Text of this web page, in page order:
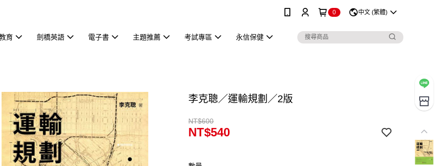
0 中文 (繁體)
育 劍橋英語 電子書 主題推薦 考試專區 永信保健
李克聰／運輸規劃／2版
NT$600
NT$540